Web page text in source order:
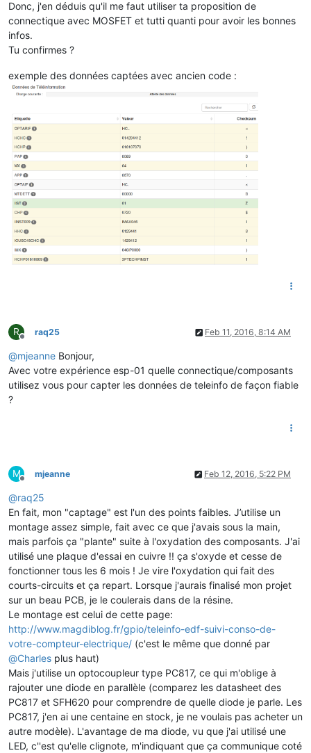
Donc, j'en déduis qu'il me faut utiliser ta proposition de
connectique avec MOSFET et tutti quanti pour avoir les bonnes
infos.
Tu confirmes ?
exemple des données captées avec ancien code :
R
Offline
raq25 Feb 11, 2016, 8:14 AM
@mjeanne Bonjour,
Avec votre expérience esp-01 quelle connectique/composants
utilisez vous pour capter les données de teleinfo de façon fiable
?
M
Offline
mjeanne Feb 12, 2016, 5:22 PM
@raq25
En fait, mon "captage" est l'un des points faibles. J’utilise un
montage assez simple, fait avec ce que j'avais sous la main,
mais parfois ça "plante" suite à l'oxydation des composants. J'ai
utilisé une plaque d'essai en cuivre !! ça s'oxyde et cesse de
fonctionner tous les 6 mois ! Je vire l'oxydation qui fait des
courts-circuits et ça repart. Lorsque j'aurais finalisé mon projet
sur un beau PCB, je le coulerais dans de la résine.
Le montage est celui de cette page:
http://www.magdiblog.fr/gpio/teleinfo-edf-suivi-conso-de-
votre-compteur-electrique/ (c'est le même que donné par
@Charles plus haut)
Mais j'utilise un optocoupleur type PC817, ce qui m'oblige à
rajouter une diode en parallèle (comparez les datasheet des
PC817 et SFH620 pour comprendre de quelle diode je parle. Les
PC817, j'en ai une centaine en stock, je ne voulais pas acheter un
autre modèle). L'avantage de ma diode, vu que j'ai utilisé une
LED, c''est qu'elle clignote, m'indiquant que ça communique coté